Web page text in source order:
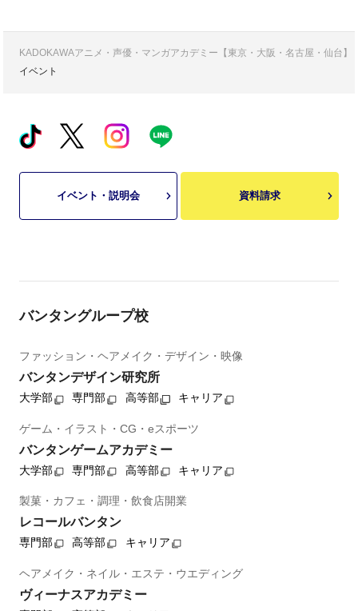
KADOKAWAアニメ・声優・マンガアカデミー【東京・大阪・名古屋・仙台】
イベント
イベント・説明会 資料請求
バンタングループ校
ファッション・ヘアメイク・デザイン・映像
バンタンデザイン研究所
大学部 専門部 高等部 キャリア
ゲーム・イラスト・CG・eスポーツ
バンタンゲームアカデミー
大学部 専門部 高等部 キャリア
製菓・カフェ・調理・飲食店開業
レコールバンタン
専門部 高等部 キャリア
ヘアメイク・ネイル・エステ・ウエディング
ヴィーナスアカデミー